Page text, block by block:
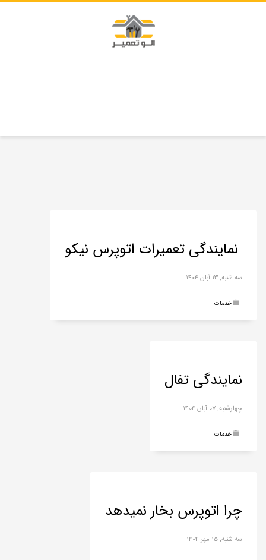
نمایندگی تعمیرات اتوپرس نیکو
سه شنبه, ۱۳ آبان ۱۴۰۴
خدمات
نمایندگی تفال
چهارشنبه, ۰۷ آبان ۱۴۰۴
خدمات
چرا اتوپرس بخار نمیدهد
سه شنبه, ۱۵ مهر ۱۴۰۴